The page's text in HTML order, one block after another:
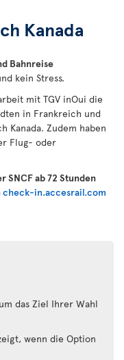
Kanada
Bahnreise
kein Stress.
mit TGV inOui die
in Frankreich und
Kanada. Zudem haben
Flug- oder
SNCF ab 72 Stunden
check-in.accesrail.com
das Ziel Ihrer Wahl
wenn die Option